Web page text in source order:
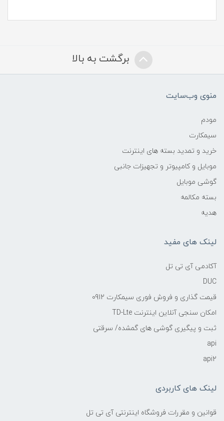
برگشت به بالا
منوی وب‌سایت
مودم
سیمکارت
خرید و تمدید بسته های اینترنت
موبایل و کامپیوتر و تجهیزات جانبی
گوشی موبایل
بسته مکالمه
هدیه
لینک های مفید
آکادمی آی تی تل
DUC
قیمت گذاری و فروش فوری سیمکارت 0912
امکان سنجی آنلاین اینترنت TD-Lte
ثبت و پیگیری گوشی های گمشده/ سرقتی
api
api2
لینک های کاربردی
قوانین و مقررات فروشگاه اینترنتی آی تی تل